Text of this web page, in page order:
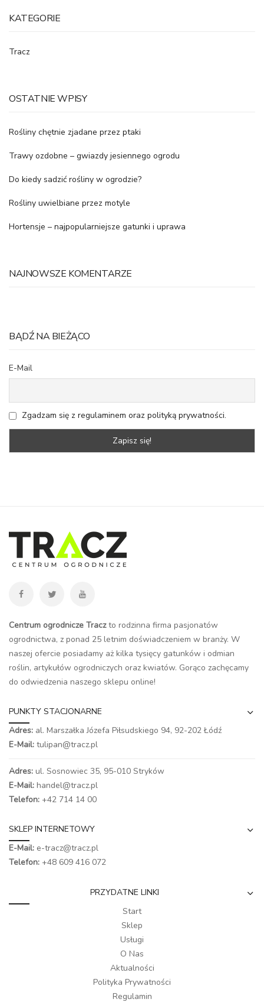
KATEGORIE
Tracz
OSTATNIE WPISY
Rośliny chętnie zjadane przez ptaki
Trawy ozdobne – gwiazdy jesiennego ogrodu
Do kiedy sadzić rośliny w ogrodzie?
Rośliny uwielbiane przez motyle
Hortensje – najpopularniejsze gatunki i uprawa
NAJNOWSZE KOMENTARZE
BĄDŹ NA BIEŻĄCO
E-Mail
Zgadzam się z regulaminem oraz polityką prywatności.
Centrum ogrodnicze Traczto rodzinna firma pasjonatów
ogrodnictwa, z ponad 25 letnim doświadczeniem w branży. W
naszej ofercie posiadamy aż kilka tysięcy gatunków i odmian
roślin, artykułów ogrodniczych oraz kwiatów. Gorąco zachęcamy
do odwiedzenia naszego sklepu online!
PUNKTY STACJONARNE
Adres: al. Marszałka Józefa Piłsudskiego 94, 92-202 Łódź
E-Mail: tulipan@tracz.pl
Adres: ul. Sosnowiec 35, 95-010 Stryków
E-Mail: handel@tracz.pl
Telefon: +42 714 14 00
SKLEP INTERNETOWY
E-Mail: e-tracz@tracz.pl
Telefon: +48 609 416 072
PRZYDATNE LINKI
Start
Sklep
Usługi
O Nas
Aktualności
Polityka Prywatności
Regulamin